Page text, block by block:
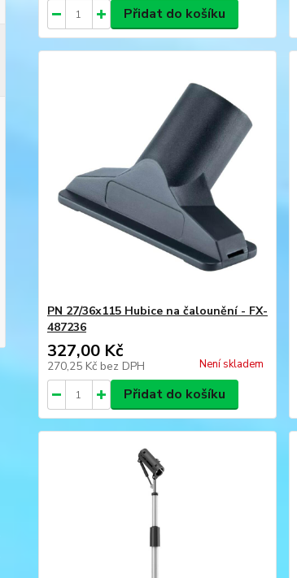
Přidat do košíku
PN 27/36x115 Hubice na čalounění - FX-
487236
327,00 Kč
270,25 Kč bez DPH Není skladem
Přidat do košíku